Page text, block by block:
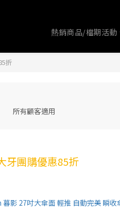
熱銷商品/檔期活動
折
所有顧客適用
牙團購優惠85折